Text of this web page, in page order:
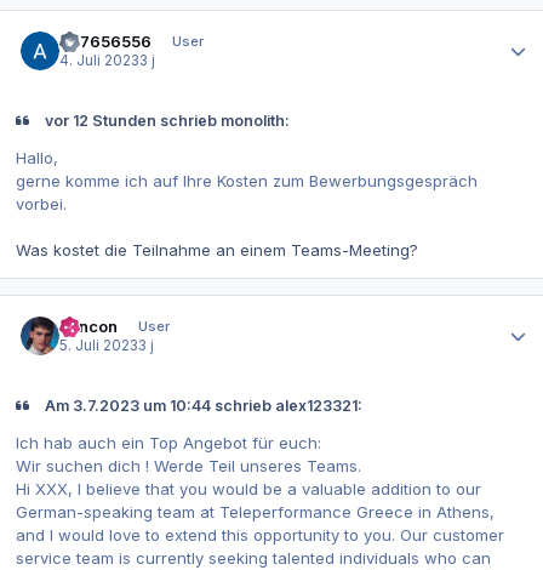
657656556
User
4. Juli 20233 j
vor 12 Stunden schrieb monolith:
Hallo,
gerne komme ich auf Ihre Kosten zum Bewerbungsgespräch
vorbei.
Was kostet die Teilnahme an einem Teams-Meeting?
concon
User
5. Juli 20233 j
Am 3.7.2023 um 10:44 schrieb alex123321:
Ich hab auch ein Top Angebot für euch:
Wir suchen dich ! Werde Teil unseres Teams.
Hi XXX, I believe that you would be a valuable addition to our
German-speaking team at Teleperformance Greece in Athens,
and I would love to extend this opportunity to you. Our customer
service team is currently seeking talented individuals who can